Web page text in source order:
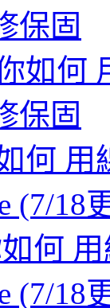
保固
如何
保固
何 用
(7/18
何
(7/18